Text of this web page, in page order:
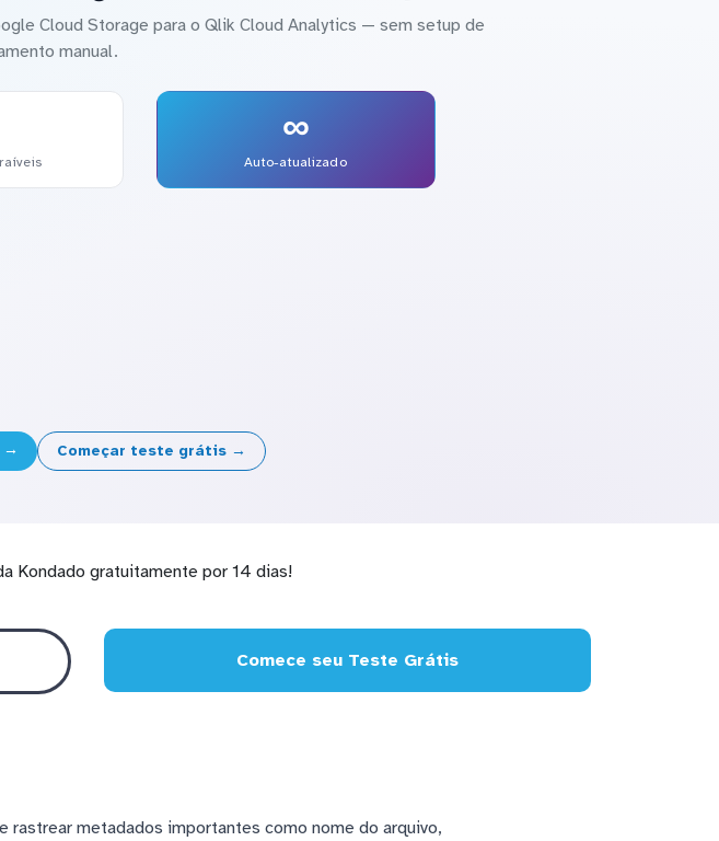
Cloud Storage para o Qlik Cloud Analytics — sem setup de
manual.
∞
Auto-atualizado
→ Começar teste grátis →
Kondado gratuitamente por 14 dias!
Comece seu Teste Grátis
rastrear metadados importantes como nome do arquivo,